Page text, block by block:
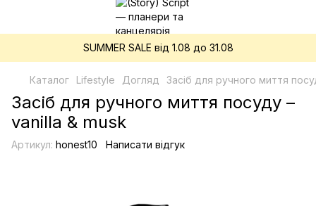
SUMMER SALE від 1.08 до 31.08
Каталог Lifestyle Догляд Засіб для ручного миття
Засіб для ручного миття посуду –
vanilla & musk
Артикул: honest10 Написати відгук